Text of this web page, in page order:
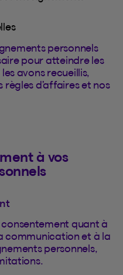
personnels
pour atteindre les
avons recueillis,
d’affaires et nos
à vos
quant à
communication et à la
personnels,